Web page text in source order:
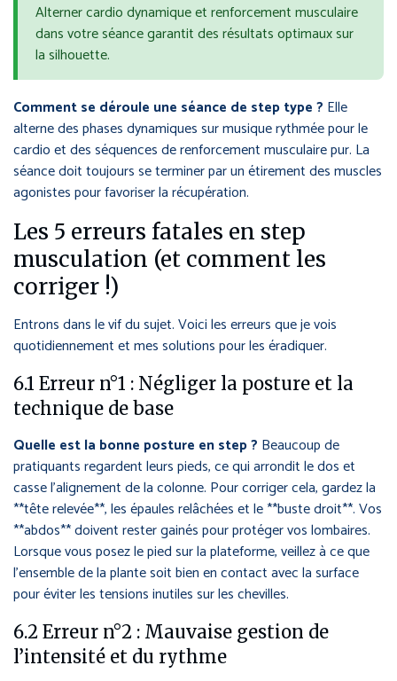
Alterner cardio dynamique et renforcement musculaire
dans votre séance garantit des résultats optimaux sur
la silhouette.
Comment se déroule une séance de step type ? Elle
alterne des phases dynamiques sur musique rythmée pour le
cardio et des séquences de renforcement musculaire pur. La
séance doit toujours se terminer par un étirement des muscles
agonistes pour favoriser la récupération.
Les 5 erreurs fatales en step
musculation (et comment les
corriger !)
Entrons dans le vif du sujet. Voici les erreurs que je vois
quotidiennement et mes solutions pour les éradiquer.
6.1 Erreur n°1 : Négliger la posture et la
technique de base
Quelle est la bonne posture en step ? Beaucoup de
pratiquants regardent leurs pieds, ce qui arrondit le dos et
casse l’alignement de la colonne. Pour corriger cela, gardez la
**tête relevée**, les épaules relâchées et le **buste droit**. Vos
**abdos** doivent rester gainés pour protéger vos lombaires.
Lorsque vous posez le pied sur la plateforme, veillez à ce que
l’ensemble de la plante soit bien en contact avec la surface
pour éviter les tensions inutiles sur les chevilles.
6.2 Erreur n°2 : Mauvaise gestion de
l’intensité et du rythme